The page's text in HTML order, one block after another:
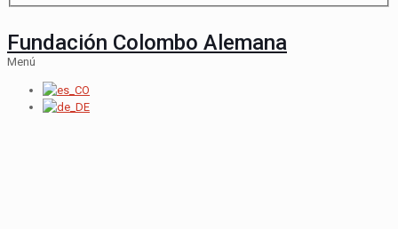
Fundación Colombo Alemana
Menú